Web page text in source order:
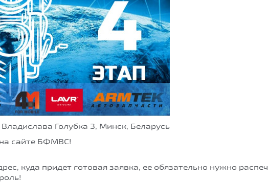
Голубка 3, Минск, Беларусь
на сайте БФМВС!
куда придет готовая заявка, ее обязательно нужно